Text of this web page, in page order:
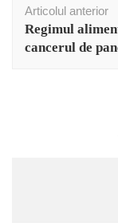
în
articole
Articolul anterior
Regimul
cancerul de